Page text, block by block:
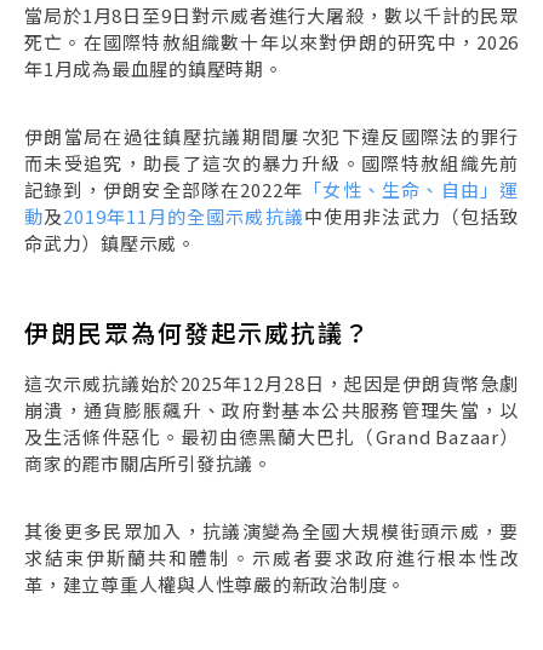
當局於1月8日至9日對示威者進行大屠殺，數以千計的民眾
死亡。在國際特赦組織數十年以來對伊朗的研究中，2026
年1月成為最血腥的鎮壓時期。
伊朗當局在過往鎮壓抗議期間屢次犯下違反國際法的罪行
而未受追究，助長了這次的暴力升級。國際特赦組織先前
記錄到，伊朗安全部隊在2022年 「女性、生命、自由」運
動及2019年11月的全國示威抗議中使用非法武力（包括致
命武力）鎮壓示威。
伊朗民眾為何發起示威抗議？
這次示威抗議始於2025年12月28日，起因是伊朗貨幣急劇
崩潰，通貨膨脹飆升、政府對基本公共服務管理失當，以
及生活條件惡化。最初由德黑蘭大巴扎（Grand Bazaar）
商家的罷市關店所引發抗議。
其後更多民眾加入，抗議演變為全國大規模街頭示威，要
求結束伊斯蘭共和體制。示威者要求政府進行根本性改
革，建立尊重人權與人性尊嚴的新政治制度。